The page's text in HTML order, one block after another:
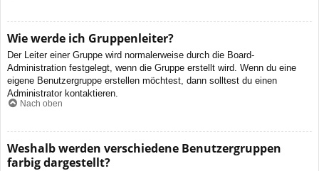
Wie werde ich Gruppenleiter?
Der Leiter einer Gruppe wird normalerweise durch die Board-
Administration festgelegt, wenn die Gruppe erstellt wird. Wenn du eine
eigene Benutzergruppe erstellen möchtest, dann solltest du einen
Administrator kontaktieren.
Nach oben
Weshalb werden verschiedene Benutzergruppen
farbig dargestellt?